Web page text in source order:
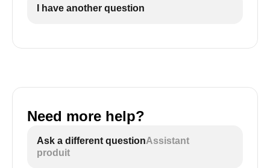
I have another question
Need more help?
Ask a different questionAssistant
produit